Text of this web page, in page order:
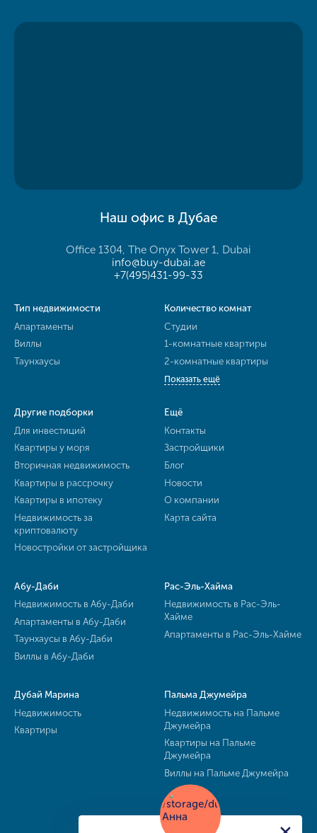
Наш офис в Дубае
Office 1304, The Onyx Tower 1, Dubai
info@buy-dubai.ae
+7(495)431-99-33
Тип недвижимости
Апартаменты
Виллы
Таунхаусы
Количество комнат
Студии
1-комнатные квартиры
2-комнатные квартиры
Показать ещё
Другие подборки
Для инвестиций
Квартиры у моря
Вторичная недвижимость
Квартиры в рассрочку
Квартиры в ипотеку
Недвижимость за
криптовалюту
Новостройки от застройщика
Ещё
Контакты
Застройщики
Блог
Новости
О компании
Карта сайта
Абу-Даби
Недвижимость в Абу-Даби
Апартаменты в Абу-Даби
Таунхаусы в Абу-Даби
Виллы в Абу-Даби
Рас-Эль-Хайма
Недвижимость в Рас-Эль-
Хайме
Апартаменты в Рас-Эль-Хайме
Дубай Марина
Недвижимость
Квартиры
Пальма Джумейра
Недвижимость на Пальме
Джумейра
Квартиры на Пальме
Джумейра
Виллы на Пальме Джумейра